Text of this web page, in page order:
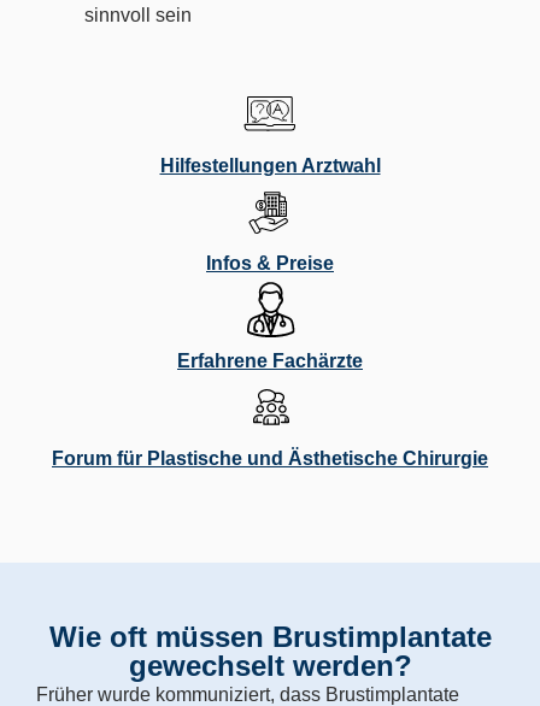
sinnvoll sein
Hilfestellungen Arztwahl
Infos & Preise
Erfahrene Fachärzte
Forum für Plastische und Ästhetische Chirurgie
Wie oft müssen Brustimplantate
gewechselt werden?
Früher wurde kommuniziert, dass Brustimplantate